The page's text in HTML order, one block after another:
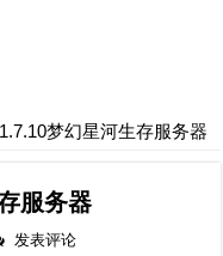
梦幻星河生存服务器
服务器
发表评论